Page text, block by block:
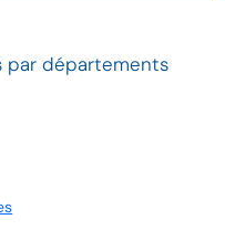
par départements